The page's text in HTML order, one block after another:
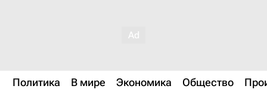
Политика В мире Экономика Общество